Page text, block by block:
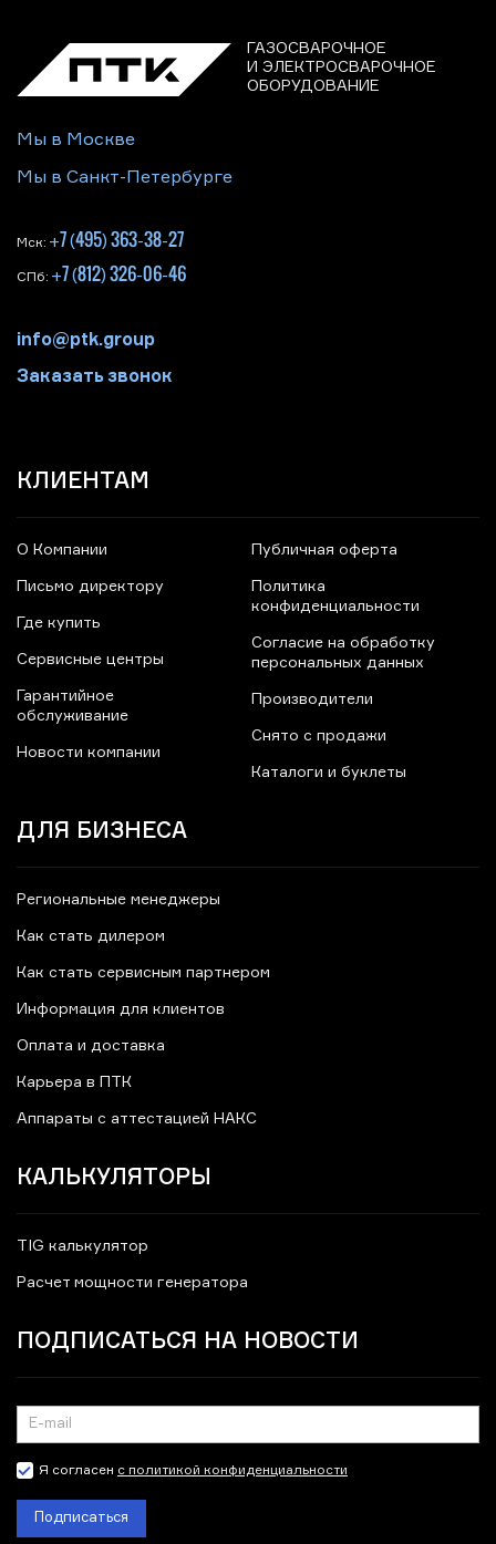
ГАЗОСВАРОЧНОЕ
И ЭЛЕКТРОСВАРОЧНОЕ
ОБОРУДОВАНИЕ
Мы в Москве
Мы в Санкт-Петербурге
Мск: +7 (495) 363-38-27
СПб: +7 (812) 326-06-46
info@ptk.group
Заказать звонок
КЛИЕНТАМ
О Компании
Письмо директору
Где купить
Сервисные центры
Гарантийное
обслуживание
Новости компании
Публичная оферта
Политика
конфиденциальности
Согласие на обработку
персональных данных
Производители
Снято с продажи
Каталоги и буклеты
ДЛЯ БИЗНЕСА
Региональные менеджеры
Как стать дилером
Как стать сервисным партнером
Информация для клиентов
Оплата и доставка
Карьера в ПТК
Аппараты с аттестацией НАКС
КАЛЬКУЛЯТОРЫ
TIG калькулятор
Расчет мощности генератора
ПОДПИСАТЬСЯ НА НОВОСТИ
Я согласен с политикой конфиденциальности
Подписаться